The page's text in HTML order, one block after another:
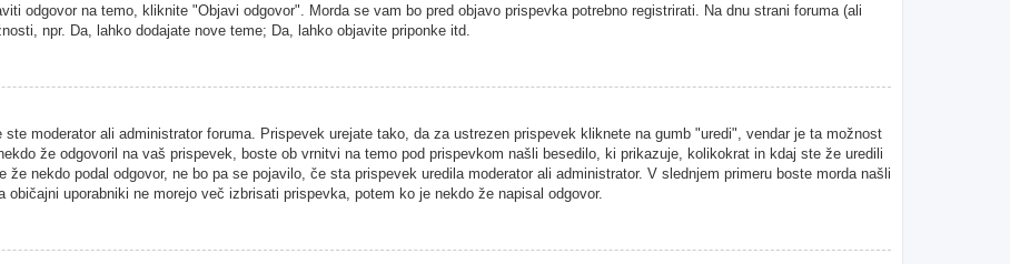
odgovor na temo, kliknite "Objavi odgovor". Morda se vam bo pred objavo prispevka potrebno registrirati. Na dnu strani foruma (ali
npr. Da, lahko dodajate nove teme; Da, lahko objavite priponke itd.
moderator ali administrator foruma. Prispevek urejate tako, da za ustrezen prispevek kliknete na gumb "uredi", vendar je ta možnost
že odgovoril na vaš prispevek, boste ob vrnitvi na temo pod prispevkom našli besedilo, ki prikazuje, kolikokrat in kdaj ste že uredili
nekdo podal odgovor, ne bo pa se pojavilo, če sta prispevek uredila moderator ali administrator. V slednjem primeru boste morda našli
uporabniki ne morejo več izbrisati prispevka, potem ko je nekdo že napisal odgovor.